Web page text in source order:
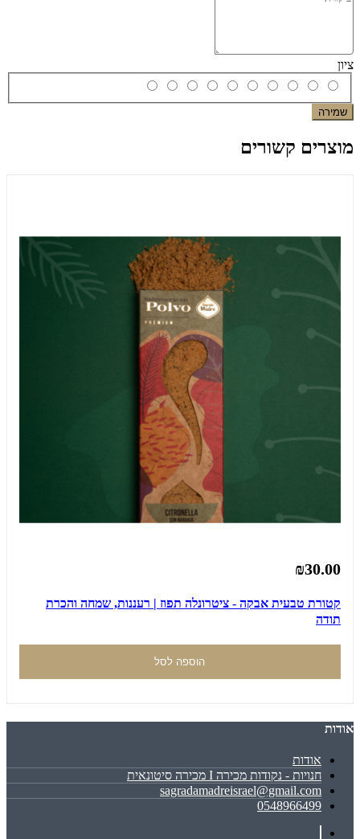
ציון
שמירה
מוצרים קשורים
₪30.00
קטורת טבעית אבקה - ציטרונלה תפוז | רעננות, שמחה והכרת
תודה
הוספה לסל
אודות
אודות
חנויות - נקודות מכירה I מכירה סיטונאית
sagradamadreisrael@gmail.com
0548966499